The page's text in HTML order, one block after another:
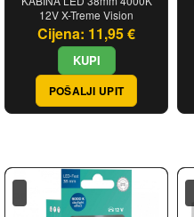
12V X-Treme Vision
Cijena: 11,95 €
POŠALJI UPIT